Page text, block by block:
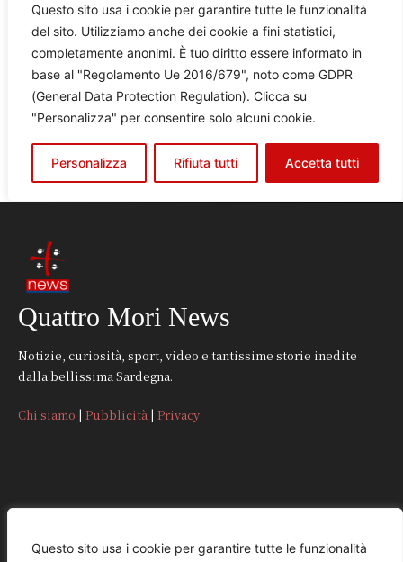
Questo sito usa i cookie per garantire tutte le funzionalità
Quattro Mori News
Notizie, curiosità, sport, video e tantissime storie inedite
dalla bellissima Sardegna.
Chi siamo | Pubblicità | Privacy
CONTATTI